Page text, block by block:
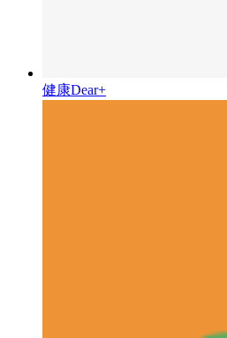
健康Dear+